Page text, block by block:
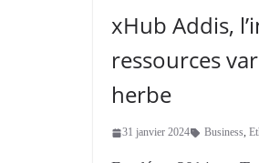
xHub Addis,
ressources
herbe
31 janvier 2024 Business,